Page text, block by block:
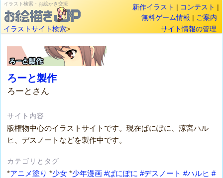
イラスト検索・お絵かき交流 新作イラスト | コンテスト |
無料ゲーム情報 | ご案内
イラストサイト検索> サイト情報の管理
ろーと製作
ろーとさん
サイト内容
版権物中心のイラストサイトです。現在ぱにぽに、涼宮ハル
ヒ、デスノートなどを製作中です。
カテゴリとタグ
*アニメ塗り *少女 *少年漫画 #ぱにぽに #デスノート #ハルヒ #